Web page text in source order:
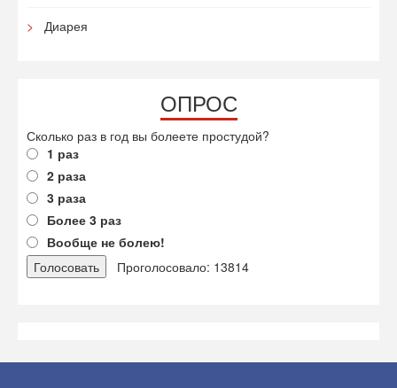
Диарея
ОПРОС
Сколько раз в год вы болеете простудой?
1 раз
2 раза
3 раза
Более 3 раз
Вообще не болею!
Проголосовало: 13814